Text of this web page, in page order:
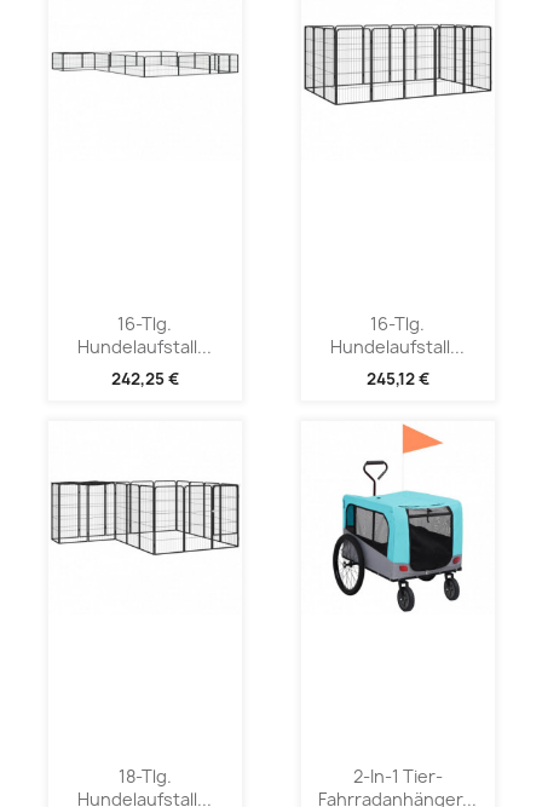
16-Tlg.
Hundelaufstall...
242,25 €
16-Tlg.
Hundelaufstall...
245,12 €
18-Tlg.
Hundelaufstall...
2-In-1 Tier-
Fahrradanhänger...